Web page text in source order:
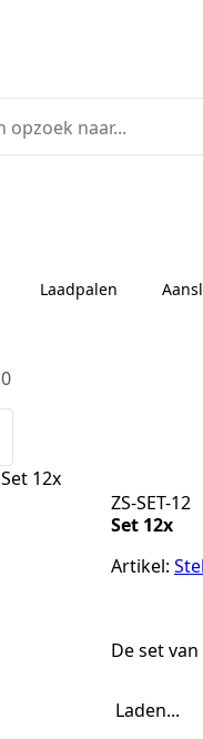
Laadpalen
0
Set 12x
ZS-SET-12
Set 12x
Artikel:
De set
Laden...